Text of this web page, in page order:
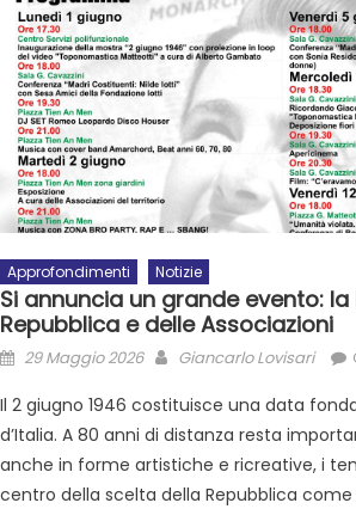
Approfondimenti Notizie
Si annuncia un grande evento: la
Repubblica e delle Associazioni
29 Maggio 2026 Giancarlo Lovisari
Il 2 giugno 1946 costituisce una data
d’Italia. A 80 anni di distanza resta
anche in forme artistiche e ricreative, i
centro della scelta della Repubblica